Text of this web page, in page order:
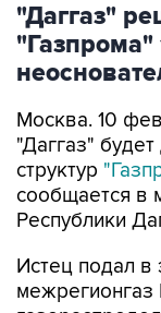
"Даггаз"
"Газпрома"
Москва. 10
"Даггаз"
структур
сообщается в
Республики
Истец подал в